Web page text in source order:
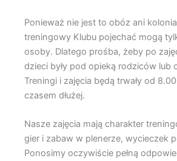
Ponieważ nie jest to obóz ani
treningowy Klubu pojechać mogą
osoby. Dlatego prośba, żeby po
dzieci były pod opieką rodziców lub
Treningi i zajęcia będą trwały od
czasem dłużej.
Nasze zajęcia mają charakter
gier i zabaw w plenerze, wycieczek
Ponosimy oczywiście pełną